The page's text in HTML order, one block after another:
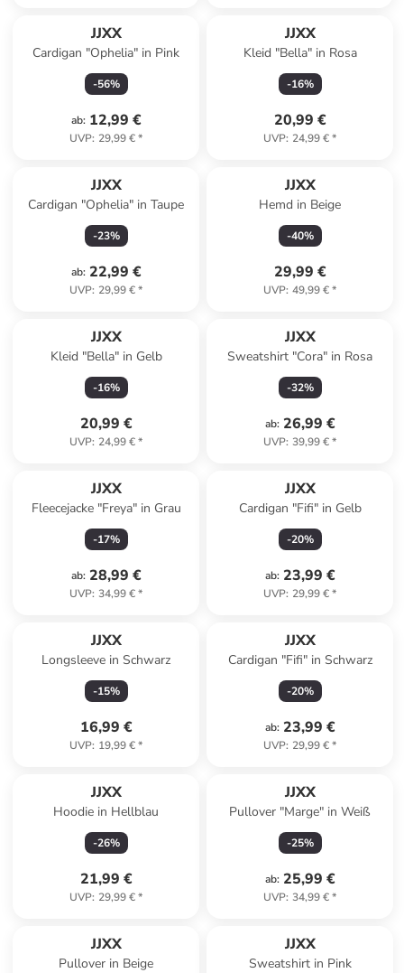
JJXX
Cardigan "Ophelia" in Pink
-56%
ab: 12,99 €
UVP: 29,99 €*
JJXX
Kleid "Bella" in Rosa
-16%
20,99 €
UVP: 24,99 €*
JJXX
Cardigan "Ophelia" in Taupe
-23%
ab: 22,99 €
UVP: 29,99 €*
JJXX
Hemd in Beige
-40%
29,99 €
UVP: 49,99 €*
JJXX
Kleid "Bella" in Gelb
-16%
20,99 €
UVP: 24,99 €*
JJXX
Sweatshirt "Cora" in Rosa
-32%
ab: 26,99 €
UVP: 39,99 €*
JJXX
Fleecejacke "Freya" in Grau
-17%
ab: 28,99 €
UVP: 34,99 €*
JJXX
Cardigan "Fifi" in Gelb
-20%
ab: 23,99 €
UVP: 29,99 €*
JJXX
Longsleeve in Schwarz
-15%
16,99 €
UVP: 19,99 €*
JJXX
Cardigan "Fifi" in Schwarz
-20%
ab: 23,99 €
UVP: 29,99 €*
JJXX
Hoodie in Hellblau
-26%
21,99 €
UVP: 29,99 €*
JJXX
Pullover "Marge" in Weiß
-25%
ab: 25,99 €
UVP: 34,99 €*
JJXX
Pullover in Beige
JJXX
Sweatshirt in Pink